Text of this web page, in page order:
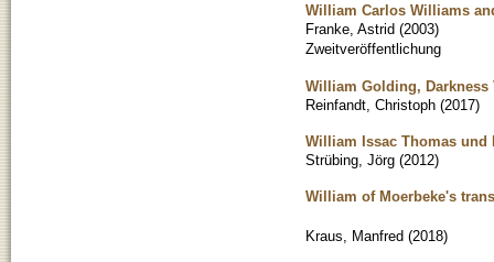
William Carlos Williams
Franke, Astrid (2003)
Zweitveröffentlichung
William Golding, Darkness
Reinfandt, Christoph (2017)
William Issac Thomas und
Strübing, Jörg (2012)
William of Moerbeke's
Kraus, Manfred (2018)